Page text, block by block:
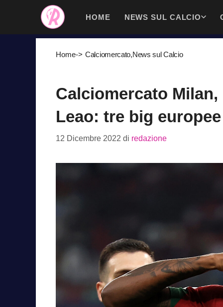
contenuto
HOME NEWS SUL CALCIO
Home-> Calciomercato,News sul Calcio
Calciomercato
Leao: tre big
12 Dicembre 2022 di redazione